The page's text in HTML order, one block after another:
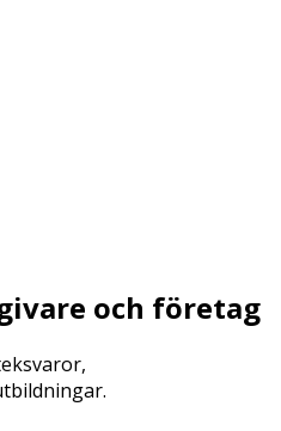
och företag